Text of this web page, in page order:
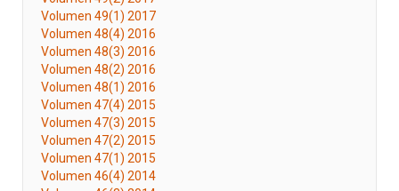
Volumen 49(1) 2017
Volumen 48(4) 2016
Volumen 48(3) 2016
Volumen 48(2) 2016
Volumen 48(1) 2016
Volumen 47(4) 2015
Volumen 47(3) 2015
Volumen 47(2) 2015
Volumen 47(1) 2015
Volumen 46(4) 2014